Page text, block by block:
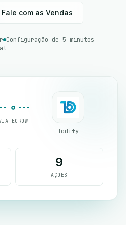
Fale com as Vendas
Configuração de 5 minutos
EGROW
Todify
9
AÇÕES